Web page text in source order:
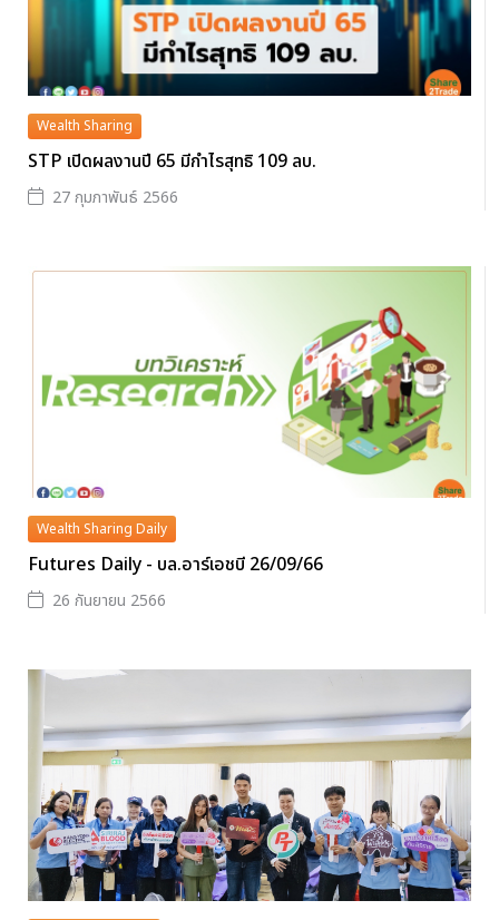
Wealth Sharing
STP เปิดผลงานปี 65 มีกำไรสุทธิ 109 ลบ.
27 กุมภาพันธ์ 2566
Wealth Sharing Daily
Futures Daily - บล.อาร์เอชบี 26/09/66
26 กันยายน 2566